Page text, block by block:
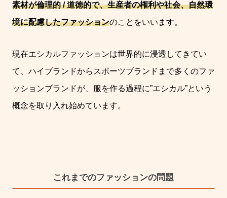
素材が倫理的 / 道徳的で、生産者の権利や社会、自然環
境に配慮したファッションのことをいいます。
現在エシカルファッションは世界的に浸透してきてい
て
、ハイブランドからスポーツブランドまで多くのファ
ッションブランドが、服を作る過程に”エシカル”という
概念を取り入れ始めています。
これまでのファッションの問題